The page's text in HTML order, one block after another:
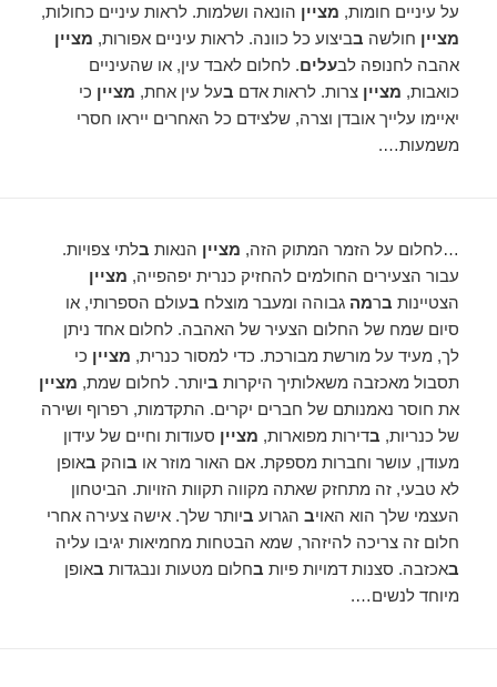
על עיניים חומות, מציין הונאה ושלמות. לראות עיניים כחולות,
מציין חולשה בביצוע כל כוונה. לראות עיניים אפורות, מציין
אהבה לחנופה לבעלים. לחלום לאבד עין, או שהעיניים
כואבות, מציין צרות. לראות אדם בעל עין אחת, מציין כי
יאיימו עלייך אובדן וצרה, שלצידם כל האחרים ייראו חסרי
משמעות….
…לחלום על הזמר המתוק הזה, מציין הנאות בלתי צפויות.
עבור הצעירים החולמים להחזיק כנרית יפהפייה, מציין
הצטיינות ברמה גבוהה ומעבר מוצלח בעולם הספרותי, או
סיום שמח של החלום הצעיר של האהבה. לחלום אחד ניתן
לך, מעיד על מורשת מבורכת. כדי למסור כנרית, מציין כי
תסבול מאכזבה משאלותיך היקרות ביותר. לחלום שמת, מציין
את חוסר נאמנותם של חברים יקרים. התקדמות, רפרוף ושירה
של כנריות, בדירות מפוארות, מציין סעודות וחיים של עידון
מעודן, עושר וחברות מספקת. אם האור מוזר או בוהק באופן
לא טבעי, זה מתחזק שאתה מקווה תקוות הזויות. הביטחון
העצמי שלך הוא האויב הגרוע ביותר שלך. אישה צעירה אחרי
חלום זה צריכה להיזהר, שמא הבטחות מחמיאות יגיבו עליה
באכזבה. סצנות דמויות פיות בחלום מטעות ונבגדות באופן
מיוחד לנשים….